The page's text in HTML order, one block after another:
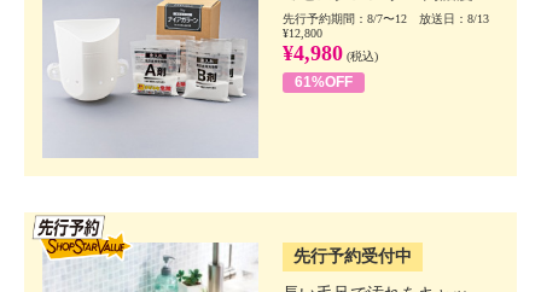
先行予約期間：8/7〜12 放送日：8/13
¥12,800
¥4,980 (税込)
61%OFF
先行予約受付中